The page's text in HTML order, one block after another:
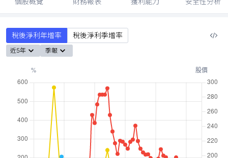
稅後淨利年增率 稅後淨利季增率
近5年 季報